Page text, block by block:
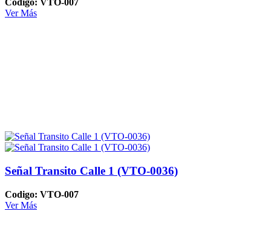
Ver Más
Señal Transito Calle 1 (VTO-0036)
Codigo: VTO-007
Ver Más